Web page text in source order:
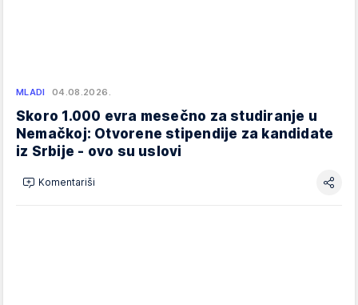
MLADI 04.08.2026.
Skoro 1.000 evra mesečno za studiranje u
Nemačkoj: Otvorene stipendije za kandidate
iz Srbije - ovo su uslovi
Komentariši